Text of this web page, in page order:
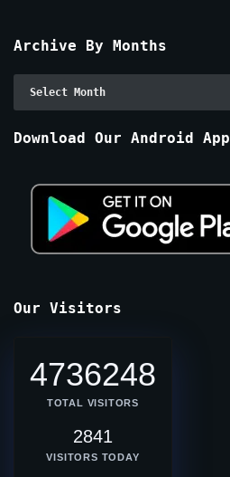
Archive By Months
Download Our Android App
Our Visitors
4736248
TOTAL VISITORS
2841
VISITORS TODAY